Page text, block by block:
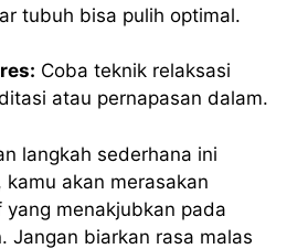
tubuh bisa pulih optimal.
Coba teknik relaksasi
atau pernapasan dalam.
langkah sederhana ini
akan merasakan
menakjubkan pada
Jangan biarkan rasa malas